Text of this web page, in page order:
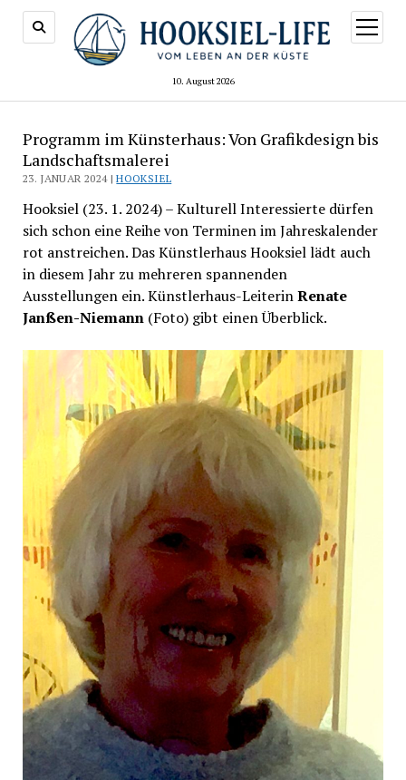
10. August 2026
Menü
öffnen
Programm im Künsterhaus: Von Grafikdesign bis
Landschaftsmalerei
23. JANUAR 2024 |HOOKSIEL
Hooksiel (23. 1. 2024) – Kulturell Interessierte dürfen
sich schon eine Reihe von Terminen im Jahreskalender
rot anstreichen. Das Künstlerhaus Hooksiel lädt auch
in diesem Jahr zu mehreren spannenden
Ausstellungen ein. Künstlerhaus-LeiterinRenate
Janßen-Niemann(Foto) gibt einen Überblick.